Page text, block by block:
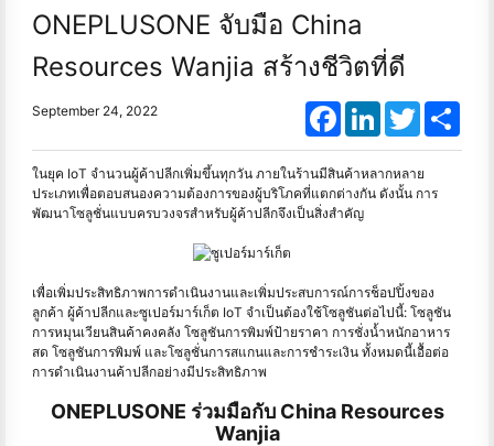
ONEPLUSONE จับมือ China
Resources Wanjia สร้างชีวิตที่ดี
September 24, 2022 FacebookLinkedInTwitter
ในยุค IoT จำนวนผู้ค้าปลีกเพิ่มขึ้นทุกวัน ภายในร้านมีสินค้าหลากหลาย
ประเภทเพื่อตอบสนองความต้องการของผู้บริโภคที่แตกต่างกัน ดังนั้น การ
พัฒนาโซลูชั่นแบบครบวงจรสำหรับผู้ค้าปลีกจึงเป็นสิ่งสำคัญ
เพื่อเพิ่มประสิทธิภาพการดำเนินงานและเพิ่มประสบการณ์การช็อปปิ้งของ
ลูกค้า ผู้ค้าปลีกและซูเปอร์มาร์เก็ต IoT จำเป็นต้องใช้โซลูชันต่อไปนี้: โซลูชัน
การหมุนเวียนสินค้าคงคลัง โซลูชันการพิมพ์ป้ายราคา การชั่งน้ำหนักอาหาร
สด โซลูชันการพิมพ์ และโซลูชั่นการสแกนและการชำระเงิน ทั้งหมดนี้เอื้อต่อ
การดำเนินงานค้าปลีกอย่างมีประสิทธิภาพ
ONEPLUSONE ร่วมมือกับ China Resources
Wanjia